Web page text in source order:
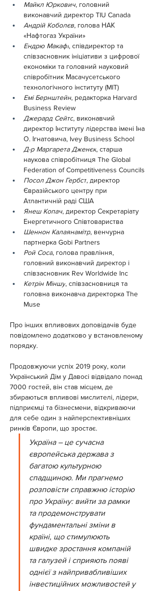
Майкл Юркович, головний
виконавчий директор TIU Canada
Андрій Коболєв, голова НАК
«Нафтогаз України»
Ендрю Макафі, співдиректор та
співзасновник ініціативи з цифрової
економіки та головний науковий
співробітник Масачусетського
технологічного інституту (MIT)
Емі Бернштейн, редакторка Harvard
Business Review
Джерард Сейтс, виконавчий
директор Інституту лідерства імені Іна
О. Ігнатовича, Ivey Business School
Д-р Маргарета Дженєк, старша
наукова співробітниця The Global
Federation of Competitiveness Councils
Посол Джон Гербст, директор
Євразійського центру при
Атлантичній раді США
Янеш Копач, директор Секретаріату
Енергетичного Співтовариства
Шеннон Калаянамітр, венчурна
партнерка Gobi Partners
Рой Соса, голова правління,
головний виконавчий директор і
співзасновник Rev Worldwide Inc
Кетрін Міншу, співзасновниця та
головна виконавча директорка The
Muse
Про інших впливових доповідачів буде
повідомлено додатково у встановленому
порядку.
Продовжуючи успіх 2019 року, коли
Український Дім у Давосі відвідало понад
7000 гостей, він став місцем, де
збираються впливові мислителі, лідери,
підприємці та бізнесмени, відкриваючи
для себе один з найперспективніших
ринків Європи, що зростає.
Україна – це сучасна
європейська держава з
багатою культурною
спадщиною. Ми прагнемо
розповісти справжню історію
про Україну: вийти за рамки
та продемонструвати
фундаментальні зміни в
країні, що стимулюють
швидке зростання компаній
та галузей і сприяють появі
однієї з найпривабливіших
інвестиційних можливостей у